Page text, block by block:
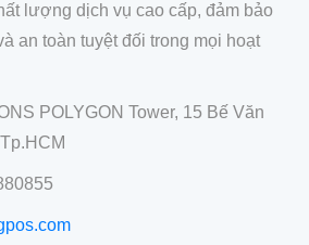
lượng dịch vụ cao cấp, đảm bảo
an toàn tuyệt đối trong mọi hoạt
POLYGON Tower, 15 Bế Văn